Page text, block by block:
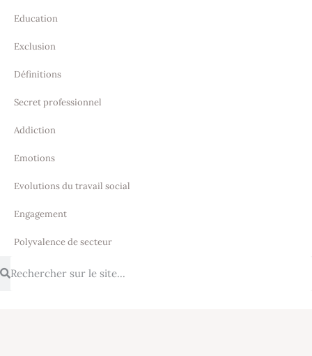
Education
Exclusion
Définitions
Secret professionnel
Addiction
Emotions
Evolutions du travail social
Engagement
Polyvalence de secteur